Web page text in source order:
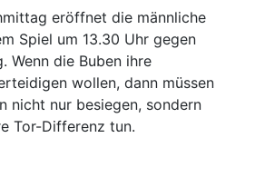
eröffnet die männliche
Spiel um 13.30 Uhr gegen
Wenn die Buben ihre
wollen, dann müssen
nicht nur besiegen, sondern
Tor-Differenz tun.